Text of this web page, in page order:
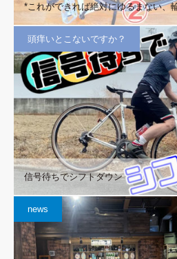
*これができれば絶対にゆるまない、
頭痒いとこないですか？
信号待ちでシフトダウン
news